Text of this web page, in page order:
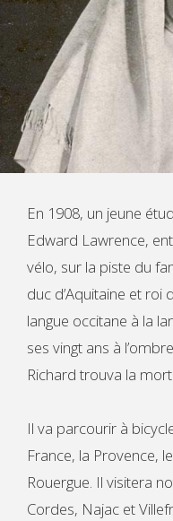
En 1908, un jeune
Edward Lawrence,
vélo, sur la piste du
duc d’Aquitaine et roi
langue occitane à la
ses vingt ans à
Richard trouva la mort.
Il va parcourir à
France, la Provence,
Rouergue. Il visitera
Cordes, Najac et